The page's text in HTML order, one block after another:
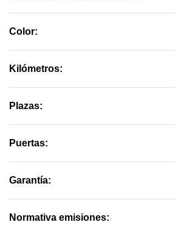
Color:
Kilómetros:
Plazas:
Puertas:
Garantía:
Normativa emisiones: